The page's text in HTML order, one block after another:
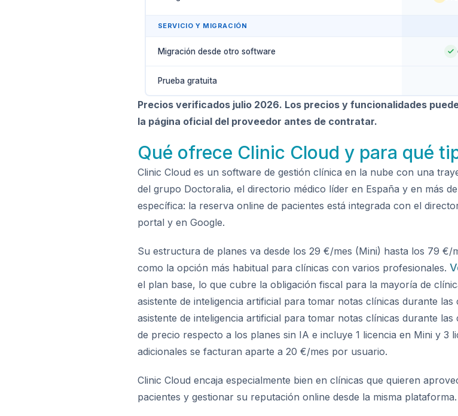
SERVICIO Y MIGRACIÓN
Migración desde otro software
Prueba gratuita
Precios verificados julio 2026. Los precios y funcionalidades
la página oficial del proveedor antes de contratar.
Qué ofrece Clinic Cloud y para qué
Clinic Cloud es un software de gestión clínica en la nube con una
del grupo Doctoralia, el directorio médico líder en España y en más
específica: la reserva online de pacientes está integrada con el
portal y en Google.
Su estructura de planes va desde los 29 €/mes (Mini) hasta los 79
como la opción más habitual para clínicas con varios profesionales.
el plan base, lo que cubre la obligación fiscal para la mayoría de
asistente de inteligencia artificial para tomar notas clínicas durante
asistente de inteligencia artificial para tomar notas clínicas durante
de precio respecto a los planes sin IA e incluye 1 licencia en Mini y 3
adicionales se facturan aparte a 20 €/mes por usuario.
Clinic Cloud encaja especialmente bien en clínicas que quieren
pacientes y gestionar su reputación online desde la misma plataforma.